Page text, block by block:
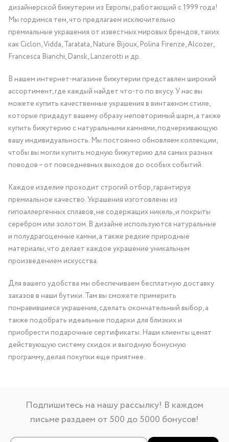
дизайнерской бижутерии из Европы, работающий с 1999 года!
Мы гордимся тем, что предлагаем исключительно
премиальные украшения от известных мировых брендов, таких
как Ciclon, Vidda, Taratata, Nature Bijoux, Polina Firenze, Alcozer,
Francesca Bianchi, Dansk, Lanzerotti и др.
В нашем интернет-магазине бижутерии представлен широкий
ассортимент, где каждый найдет что-то по вкусу. У нас вы
можете купить качественные украшения в винтажном стиле,
которые придадут вашему образу неповторимый шарм, а также
купить бижутерию с натуральными камнями, подчеркивающую
вашу индивидуальность. Мы постоянно обновляем коллекции,
чтобы вы могли купить модную бижутерию для самых разных
поводов – от повседневных выходов до особых событий.
Каждое изделие проходит строгий отбор, гарантируя
премиальное качество. Украшения изготовлены из
гипоаллергенных сплавов, не содержащих никель, и покрыты
серебром или золотом. В дизайне используются натуральные
и полудрагоценные камни, а также редкие природные
материалы, что делает каждое украшение уникальным
произведением искусства.
Для вашего удобства мы обеспечиваем бесплатную доставку
заказов в наши бутики. Там вы сможете примерить
понравившиеся украшения, сделать окончательный выбор, а
также подобрать идеальные подарки для близких и
приобрести подарочные сертификаты. Наши клиенты ценят
действующую систему скидок и выгодную бонусную
программу, делая покупки еще приятнее.
Подпишитесь на нашу рассылку! В каждом
письме раздаем от 500 до 5000 бонусов!